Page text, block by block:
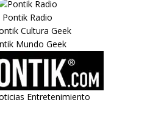
Pontik Radio
Mundo Geek
Entretenimiento